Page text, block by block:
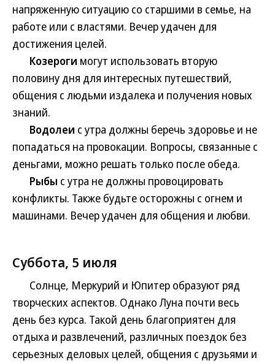
напряженную ситуацию со старшими в семье, на
работе или с властями. Вечер удачен для
достижения целей.
Козероги могут использовать вторую
половину дня для интересных путешествий,
общения с людьми издалека и получения новых
знаний.
Водолеи с утра должны беречь здоровье и не
попадаться на провокации. Вопросы, связанные с
деньгами, можно решать только после обеда.
Рыбы с утра не должны провоцировать
конфликты. Также будьте осторожны с огнем и
машинами. Вечер удачен для общения и любви.
Суббота, 5 июля
Солнце, Меркурий и Юпитер образуют ряд
творческих аспектов. Однако Луна почти весь
день без курса. Такой день благоприятен для
отдыха и развлечений, различных поездок без
серьезных деловых целей, общения с друзьями и